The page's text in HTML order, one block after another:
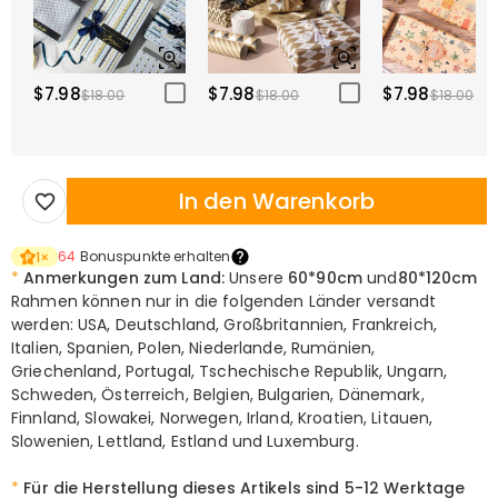
$7.98$18.00 $7.98$18.00 $7.98$18.00
In den Warenkorb
1× 64 Bonuspunkte erhalten
* Anmerkungen zum Land:Unsere 60*90cm und80*120cm
Rahmen können nur in die folgenden Länder versandt
werden: USA, Deutschland, Großbritannien, Frankreich,
Italien, Spanien, Polen, Niederlande, Rumänien,
Griechenland, Portugal, Tschechische Republik, Ungarn,
Schweden, Österreich, Belgien, Bulgarien, Dänemark,
Finnland, Slowakei, Norwegen, Irland, Kroatien, Litauen,
Slowenien, Lettland, Estland und Luxemburg.
* Für die Herstellung dieses Artikels sind 5-12 Werktage